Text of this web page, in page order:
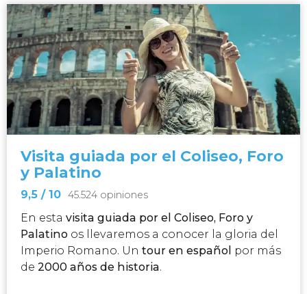
Visita guiada por el Coliseo, Foro
y Palatino
9,5 / 10 45.524 opiniones
En esta visita guiada por el Coliseo, Foro y
Palatino os llevaremos a conocer la gloria del
Imperio Romano. Un tour en español por más
de 2000 años de historia.